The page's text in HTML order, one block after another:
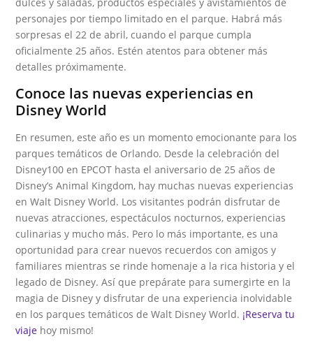
personajes por tiempo limitado en el parque. Habrá más
sorpresas el 22 de abril, cuando el parque cumpla
oficialmente 25 años. Estén atentos para obtener más
detalles próximamente.
Conoce las nuevas experiencias en
Disney World
En resumen, este año es un momento emocionante para los
parques temáticos de Orlando. Desde la celebración del
Disney100 en EPCOT hasta el aniversario de 25 años de
Disney’s Animal Kingdom, hay muchas nuevas experiencias
en Walt Disney World. Los visitantes podrán disfrutar de
nuevas atracciones, espectáculos nocturnos, experiencias
culinarias y mucho más. Pero lo más importante, es una
oportunidad para crear nuevos recuerdos con amigos y
familiares mientras se rinde homenaje a la rica historia y el
legado de Disney. Así que prepárate para sumergirte en la
magia de Disney y disfrutar de una experiencia inolvidable
en los parques temáticos de Walt Disney World. ¡Reserva tu
viaje hoy mismo!